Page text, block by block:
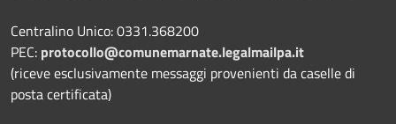
Centralino Unico: 0331.368200
PEC: protocollo@comunemarnate.legalmailpa.it
(riceve esclusivamente messaggi provenienti da caselle di
posta certificata)